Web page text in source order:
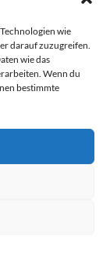
wie
darauf zuzugreifen.
wie das
Wenn du
bestimmte